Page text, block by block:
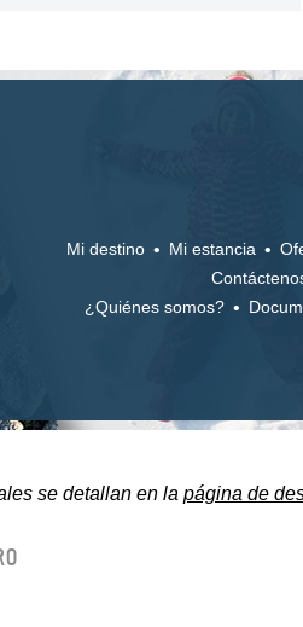
Mi destino Mi estancia
¿Quiénes somos?
se detallan en la página de